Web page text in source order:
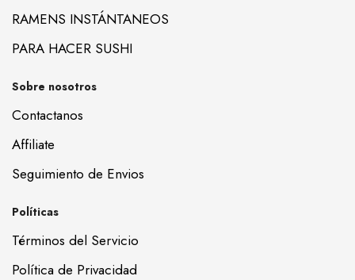
RAMENS INSTÁNTANEOS
PARA HACER SUSHI
Sobre nosotros
Contactanos
Affiliate
Seguimiento de Envios
Políticas
Términos del Servicio
Política de Privacidad